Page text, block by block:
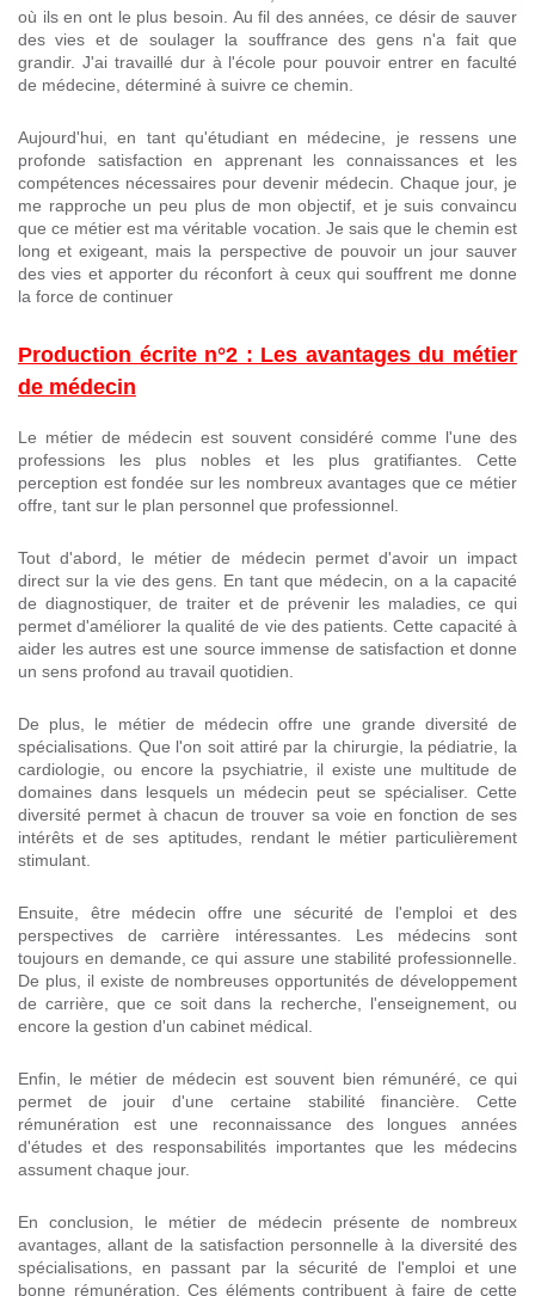
où ils en ont le plus besoin. Au fil des années, ce désir de sauver
des vies et de soulager la souffrance des gens n'a fait que
grandir. J'ai travaillé dur à l'école pour pouvoir entrer en faculté
de médecine, déterminé à suivre ce chemin.
Aujourd'hui, en tant qu'étudiant en médecine, je ressens une
profonde satisfaction en apprenant les connaissances et les
compétences nécessaires pour devenir médecin. Chaque jour, je
me rapproche un peu plus de mon objectif, et je suis convaincu
que ce métier est ma véritable vocation. Je sais que le chemin est
long et exigeant, mais la perspective de pouvoir un jour sauver
des vies et apporter du réconfort à ceux qui souffrent me donne
la force de continuer
Production écrite n°2 : Les avantages du métier
de médecin
Le métier de médecin est souvent considéré comme l'une des
professions les plus nobles et les plus gratifiantes. Cette
perception est fondée sur les nombreux avantages que ce métier
offre, tant sur le plan personnel que professionnel.
Tout d'abord, le métier de médecin permet d'avoir un impact
direct sur la vie des gens. En tant que médecin, on a la capacité
de diagnostiquer, de traiter et de prévenir les maladies, ce qui
permet d'améliorer la qualité de vie des patients. Cette capacité à
aider les autres est une source immense de satisfaction et donne
un sens profond au travail quotidien.
De plus, le métier de médecin offre une grande diversité de
spécialisations. Que l'on soit attiré par la chirurgie, la pédiatrie, la
cardiologie, ou encore la psychiatrie, il existe une multitude de
domaines dans lesquels un médecin peut se spécialiser. Cette
diversité permet à chacun de trouver sa voie en fonction de ses
intérêts et de ses aptitudes, rendant le métier particulièrement
stimulant.
Ensuite, être médecin offre une sécurité de l'emploi et des
perspectives de carrière intéressantes. Les médecins sont
toujours en demande, ce qui assure une stabilité professionnelle.
De plus, il existe de nombreuses opportunités de développement
de carrière, que ce soit dans la recherche, l'enseignement, ou
encore la gestion d'un cabinet médical.
Enfin, le métier de médecin est souvent bien rémunéré, ce qui
permet de jouir d'une certaine stabilité financière. Cette
rémunération est une reconnaissance des longues années
d'études et des responsabilités importantes que les médecins
assument chaque jour.
En conclusion, le métier de médecin présente de nombreux
avantages, allant de la satisfaction personnelle à la diversité des
spécialisations, en passant par la sécurité de l'emploi et une
bonne rémunération. Ces éléments contribuent à faire de cette